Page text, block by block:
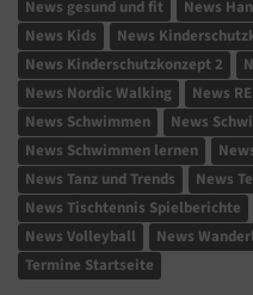
News gesund und fit News
News Kids
News
News Kinderschutzkonzept 2
News Nordic Walking
News
News Schwimmen
News
News Schwimmen lernen
News Tanz und Trends
News
News Tischtennis Spielberichte
News Volleyball
News
Termine Startseite